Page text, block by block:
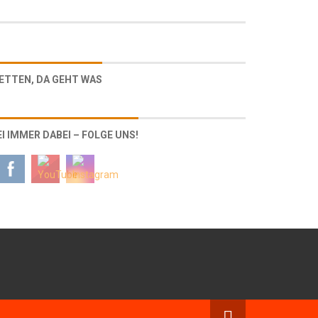
DA GEHT WAS
IMMER DABEI – FOLGE UNS!